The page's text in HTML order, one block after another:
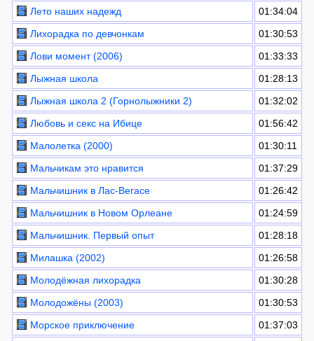
Лето наших надежд
01:34:04
Лихорадка по девчонкам
01:30:53
Лови момент (2006)
01:33:33
Лыжная школа
01:28:13
Лыжная школа 2 (Горнолыжники 2)
01:32:02
Любовь и секс на Ибице
01:56:42
Малолетка (2000)
01:30:11
Мальчикам это нравится
01:37:29
Мальчишник в Лас-Вегасе
01:26:42
Мальчишник в Новом Орлеане
01:24:59
Мальчишник. Первый опыт
01:28:18
Милашка (2002)
01:26:58
Молодёжная лихорадка
01:30:28
Молодожёны (2003)
01:30:53
Морское приключение
01:37:03